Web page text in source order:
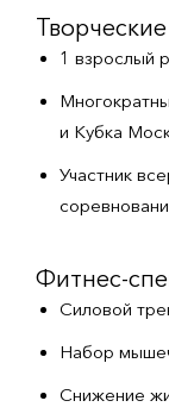
1 взрослый
и Кубка
Участник
Фитнес-
Силовой
Набор
Снижение